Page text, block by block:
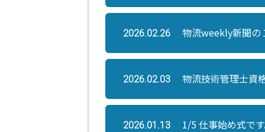
2026.02.26 物流weekly新聞の
2026.02.03 物流技術管理士資
2026.01.13 1/5 仕事始め式です